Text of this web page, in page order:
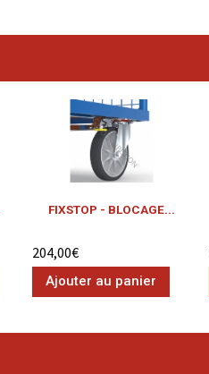
FIXSTOP - BLOCAGE...
204,00€
Ajouter au panier